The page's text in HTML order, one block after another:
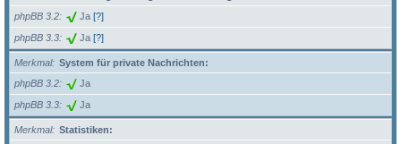
phpBB 3.2
Ja [?]
phpBB 3.3 Ja [?]
Merkmal
System für private Nachrichten:
phpBB 3.2
Ja
phpBB 3.3 Ja
Merkmal
Statistiken: